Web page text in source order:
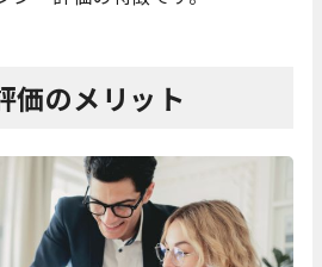
価のメリット